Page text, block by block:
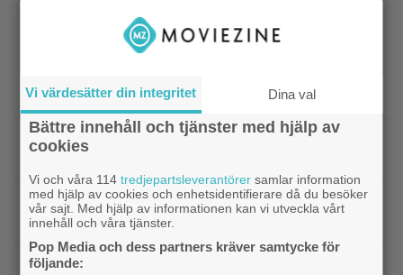
Från skaparen av ”Tiger King”:
HBO-dokumentär om reptilsmuggling hyllas
kalkonfilmen – ”Den tillhörde ingen”
Casting|3 nya X-Men är redan klara… och det
Hollywood| Morgan Freeman medger: Gör dåliga
filmer – om lönen är hög nog
Netflix|Glöm Tom Hanks – här är Netflix nya
Vi värdesätter din integritet Dina val
Bättre innehåll och tjänster med hjälp av
cookies
Vi och våra 114tredjepartsleverantörer samlar information
med hjälp av cookies och enhetsidentifierare då du besöker
vår sajt. Med hjälp av informationen kan vi utveckla vårt
innehåll och våra tjänster.
Pop Media och dess partners kräver samtycke för
följande: